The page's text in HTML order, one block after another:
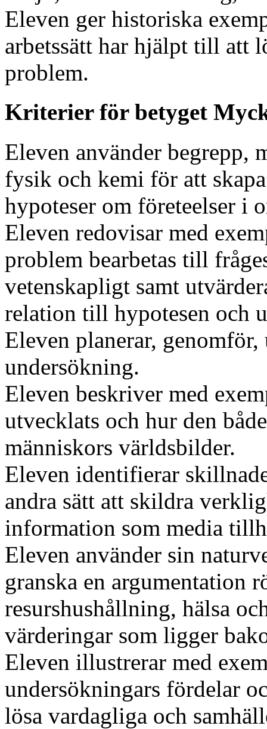
Eleven ger historiska
arbetssätt har hjälpt till att
problem.
Kriterier för betyget
Eleven använder begrepp,
fysik och kemi för att
hypoteser om företeelser i
Eleven redovisar med
problem bearbetas till
vetenskapligt samt
relation till hypotesen och
Eleven planerar,
undersökning.
Eleven beskriver med
utvecklats och hur den
människors världsbilder.
Eleven identifierar
andra sätt att skildra
information som media
Eleven använder sin
granska en argumentation
resurshushållning, hälsa
värderingar som ligger
Eleven illustrerar med
undersökningars fördelar
lösa vardagliga och